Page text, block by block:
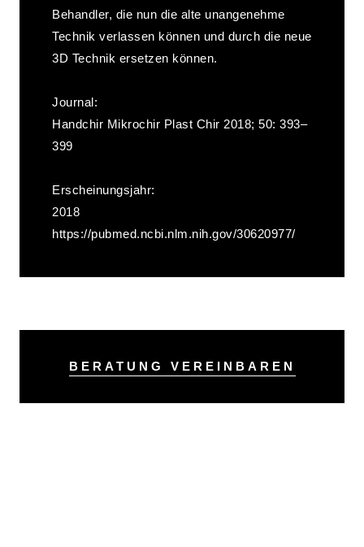
Behandler, die nun die alte unangenehme
Technik verlassen können und durch die neue
3D Technik ersetzen können.
Journal:
Handchir Mikrochir Plast Chir 2018; 50: 393–
399
Erscheinungsjahr:
2018
https://pubmed.ncbi.nlm.nih.gov/30620977/
BERATUNG VEREINBAREN